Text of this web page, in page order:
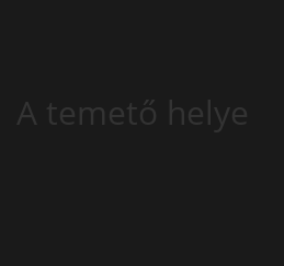
A temető helye